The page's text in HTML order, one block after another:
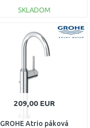
SKLADOM
DO KOŠÍKA
Porovnať
209,00 EUR
GROHE Atrio páková